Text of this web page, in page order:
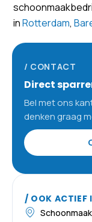
inRotterdam,
/ CONTACT
Direct
Bel met ons
denken graag
/ OOK ACTIEF